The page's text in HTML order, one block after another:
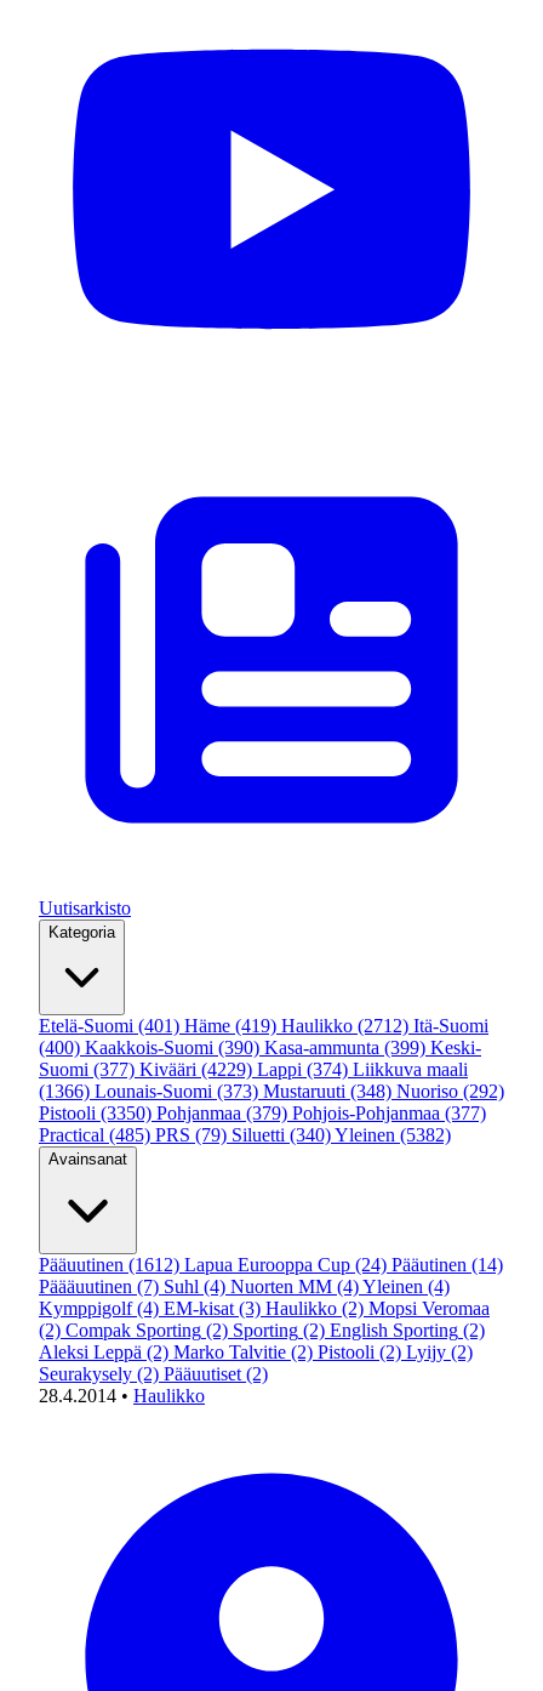
Uutisarkisto
Kategoria
Etelä-Suomi (401) Häme (419) Haulikko (2712) Itä-Suomi
(400) Kaakkois-Suomi (390) Kasa-ammunta (399) Keski-
Suomi (377) Kivääri (4229) Lappi (374) Liikkuva maali
(1366) Lounais-Suomi (373) Mustaruuti (348) Nuoriso (292)
Pistooli (3350) Pohjanmaa (379) Pohjois-Pohjanmaa (377)
Practical (485) PRS (79) Siluetti (340)Yleinen (5382)
Avainsanat
Pääuutinen (1612) Lapua Eurooppa Cup (24) Pääutinen (14)
Päääuutinen (7) Suhl (4) Nuorten MM (4)Yleinen (4)
Kymppigolf (4) EM-kisat (3) Haulikko (2) Mopsi Veromaa
(2) Compak Sporting (2) Sporting (2) English Sporting (2)
Aleksi Leppä (2) Marko Talvitie (2) Pistooli (2) Lyijy (2)
Seurakysely (2) Pääuutiset (2)
28.4.2014 • Haulikko